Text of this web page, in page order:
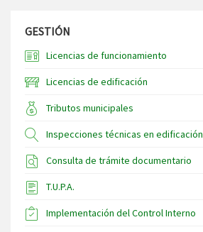
GESTIÓN
Licencias de funcionamiento
Licencias de edificación
Tributos municipales
Inspecciones técnicas en edificación
Consulta de trámite documentario
T.U.P.A.
Implementación del Control Interno